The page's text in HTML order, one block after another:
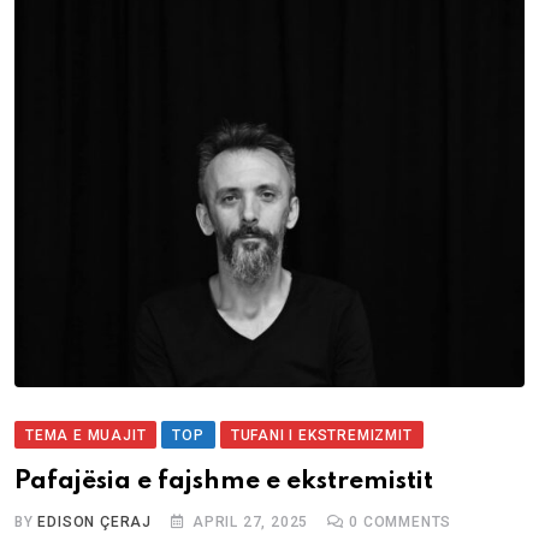
TEMA E MUAJIT TOP TUFANI I EKSTREMIZMIT
Pafajësia e fajshme e ekstremistit
BYEDISON ÇERAJ APRIL 27, 2025 0 COMMENTS